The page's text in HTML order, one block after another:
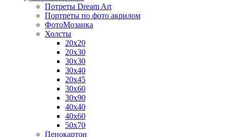
Потреты Dream Art
Портреты по фото акрилом
ФотоМозаика
Холсты
20х20
20х30
30х30
30х40
20х45
30х60
30х90
40х40
40х60
50х70
Пенокартон